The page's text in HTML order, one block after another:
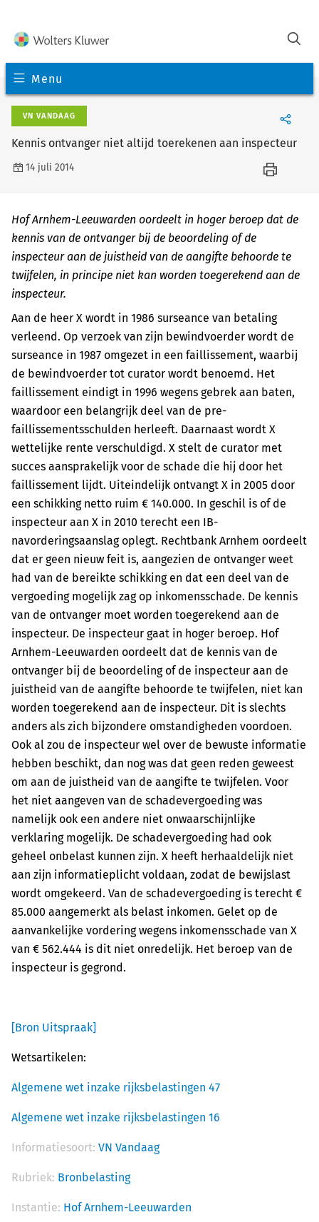
Menu
VN VANDAAG
Kennis ontvanger niet altijd toerekenen aan inspecteur
14 juli 2014
Hof Arnhem-Leeuwarden oordeelt in hoger beroep dat de
kennis van de ontvanger bij de beoordeling of de
inspecteur aan de juistheid van de aangifte behoorde te
twijfelen, in principe niet kan worden toegerekend aan de
inspecteur.
Aan de heer X wordt in 1986 surseance van betaling
verleend. Op verzoek van zijn bewindvoerder wordt de
surseance in 1987 omgezet in een faillissement, waarbij
de bewindvoerder tot curator wordt benoemd. Het
faillissement eindigt in 1996 wegens gebrek aan baten,
waardoor een belangrijk deel van de pre-
faillissementsschulden herleeft. Daarnaast wordt X
wettelijke rente verschuldigd. X stelt de curator met
succes aansprakelijk voor de schade die hij door het
faillissement lijdt. Uiteindelijk ontvangt X in 2005 door
een schikking netto ruim € 140.000. In geschil is of de
inspecteur aan X in 2010 terecht een IB-
navorderingsaanslag oplegt. Rechtbank Arnhem oordeelt
dat er geen nieuw feit is, aangezien de ontvanger weet
had van de bereikte schikking en dat een deel van de
vergoeding mogelijk zag op inkomensschade. De kennis
van de ontvanger moet worden toegerekend aan de
inspecteur. De inspecteur gaat in hoger beroep. Hof
Arnhem-Leeuwarden oordeelt dat de kennis van de
ontvanger bij de beoordeling of de inspecteur aan de
juistheid van de aangifte behoorde te twijfelen, niet kan
worden toegerekend aan de inspecteur. Dit is slechts
anders als zich bijzondere omstandigheden voordoen.
Ook al zou de inspecteur wel over de bewuste informatie
hebben beschikt, dan nog was dat geen reden geweest
om aan de juistheid van de aangifte te twijfelen. Voor
het niet aangeven van de schadevergoeding was
namelijk ook een andere niet onwaarschijnlijke
verklaring mogelijk. De schadevergoeding had ook
geheel onbelast kunnen zijn. X heeft herhaaldelijk niet
aan zijn informatieplicht voldaan, zodat de bewijslast
wordt omgekeerd. Van de schadevergoeding is terecht €
85.000 aangemerkt als belast inkomen. Gelet op de
aanvankelijke vordering wegens inkomensschade van X
van € 562.444 is dit niet onredelijk. Het beroep van de
inspecteur is gegrond.
[Bron Uitspraak]
Wetsartikelen:
Algemene wet inzake rijksbelastingen 47
Algemene wet inzake rijksbelastingen 16
Informatiesoort: VN Vandaag
Rubriek: Bronbelasting
Instantie: Hof Arnhem-Leeuwarden